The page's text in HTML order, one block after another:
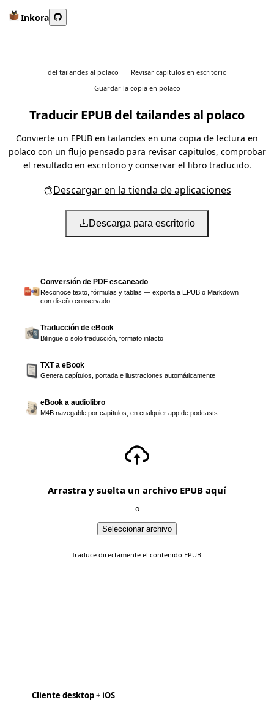
Inkora
del tailandes al polaco
Revisar capitulos en escritorio
Guardar la copia en polaco
Traducir EPUB del tailandes al polaco
Convierte un EPUB en tailandes en una copia de lectura en
polaco con un flujo pensado para revisar capitulos, comprobar
el resultado en escritorio y conservar el libro traducido.
Descargar en la tienda de aplicaciones
Descarga para escritorio
Conversión de PDF escaneado
Reconoce texto, fórmulas y tablas — exporta a EPUB o Markdown
con diseño conservado
Traducción de eBook
Bilingüe o solo traducción, formato intacto
TXT a eBook
Genera capítulos, portada e ilustraciones automáticamente
eBook a audiolibro
M4B navegable por capítulos, en cualquier app de podcasts
Arrastra y suelta un archivo EPUB aquí
o
Seleccionar archivo
Traduce directamente el contenido EPUB.
Cliente desktop + iOS